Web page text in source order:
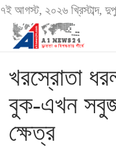
৭ই আগস্ট, ২০২৬ খ্রিস্টাব্দ,
খরস্রোতা
বুক-এখন
ক্ষেত্র